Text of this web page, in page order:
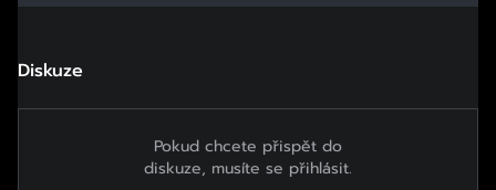
Diskuze
Pokud chcete přispět do
diskuze, musíte se přihlásit.